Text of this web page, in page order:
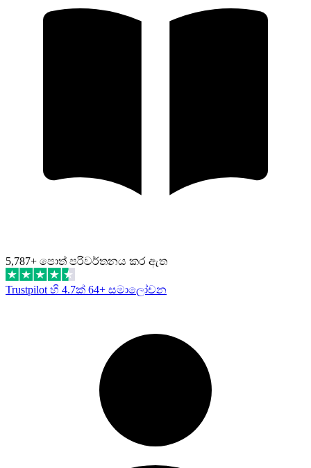
5,787+ පොත් පරිවර්තනය කර ඇත
Trustpilot හි 4.7ක් 64+ සමාලෝචන